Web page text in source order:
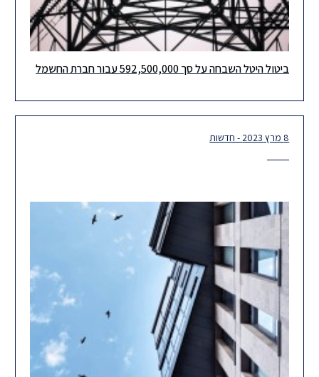
הוועדה המקומית לתכנון ובנייה חדרה דרשה מחברת החשמל היטל
ביטול היטל השבחה על סך 592,500,000 עבור חברת החשמל
8 מרץ 2023 - חדשות